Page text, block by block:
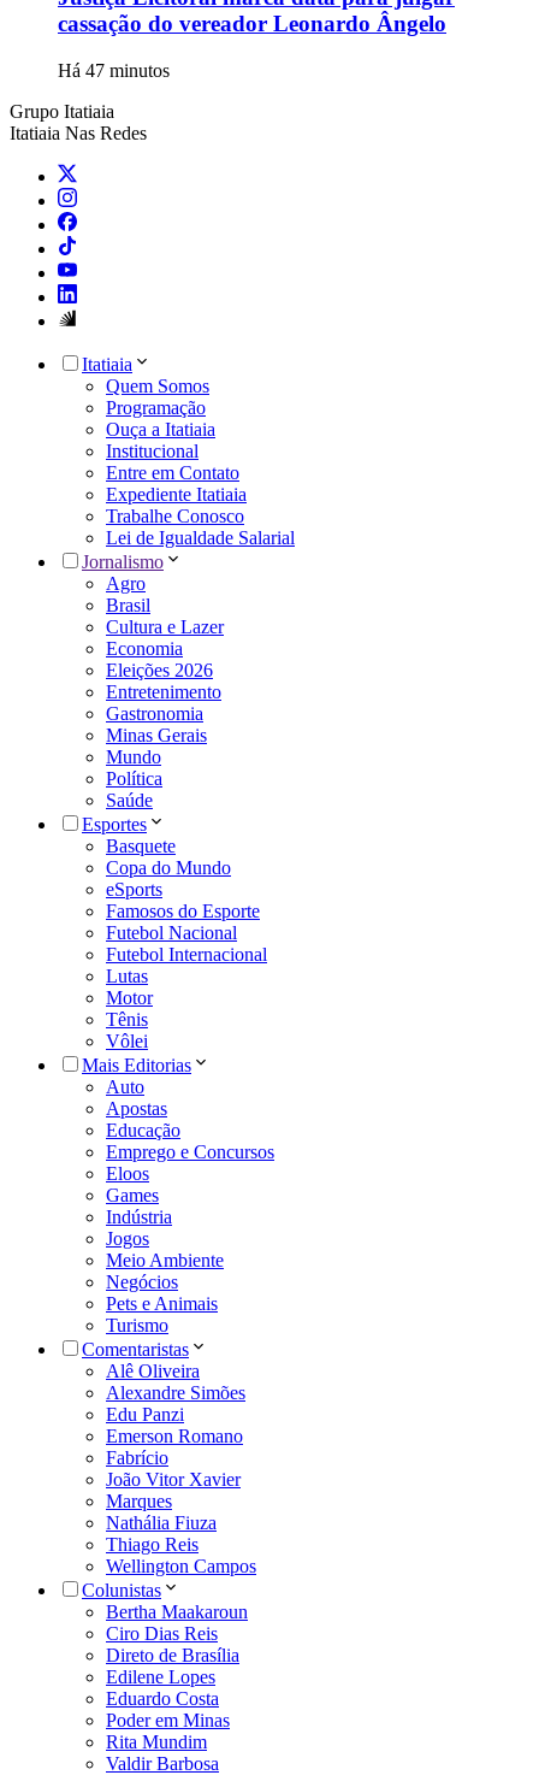
cassação do vereador Leonardo Ângelo
Há 47 minutos
Grupo Itatiaia
Itatiaia Nas Redes
Itatiaia
Quem Somos
Programação
Ouça a Itatiaia
Institucional
Entre em Contato
Expediente Itatiaia
Trabalhe Conosco
Lei de Igualdade Salarial
Jornalismo
Agro
Brasil
Cultura e Lazer
Economia
Eleições 2026
Entretenimento
Gastronomia
Minas Gerais
Mundo
Política
Saúde
Esportes
Basquete
Copa do Mundo
eSports
Famosos do Esporte
Futebol Nacional
Futebol Internacional
Lutas
Motor
Tênis
Vôlei
Mais Editorias
Auto
Apostas
Educação
Emprego e Concursos
Eloos
Games
Indústria
Jogos
Meio Ambiente
Negócios
Pets e Animais
Turismo
Comentaristas
Alê Oliveira
Alexandre Simões
Edu Panzi
Emerson Romano
Fabrício
João Vitor Xavier
Marques
Nathália Fiuza
Thiago Reis
Wellington Campos
Colunistas
Bertha Maakaroun
Ciro Dias Reis
Direto de Brasília
Edilene Lopes
Eduardo Costa
Poder em Minas
Rita Mundim
Valdir Barbosa